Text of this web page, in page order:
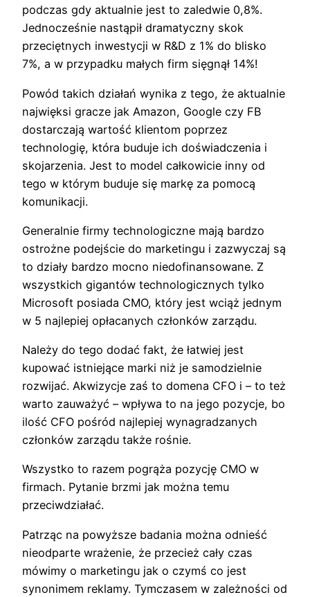
podczas gdy aktualnie jest to zaledwie 0,8%.
Jednocześnie nastąpił dramatyczny skok
przeciętnych inwestycji w R&D z 1% do blisko
7%, a w przypadku małych firm sięgnął 14%!
Powód takich działań wynika z tego, że aktualnie
najwięksi gracze jak Amazon, Google czy FB
dostarczają wartość klientom poprzez
technologię, która buduje ich doświadczenia i
skojarzenia. Jest to model całkowicie inny od
tego w którym buduje się markę za pomocą
komunikacji.
Generalnie firmy technologiczne mają bardzo
ostrożne podejście do marketingu i zazwyczaj są
to działy bardzo mocno niedofinansowane. Z
wszystkich gigantów technologicznych tylko
Microsoft posiada CMO, który jest wciąż jednym
w 5 najlepiej opłacanych członków zarządu.
Należy do tego dodać fakt, że łatwiej jest
kupować istniejące marki niż je samodzielnie
rozwijać. Akwizycje zaś to domena CFO i – to też
warto zauważyć – wpływa to na jego pozycje, bo
ilość CFO pośród najlepiej wynagradzanych
członków zarządu także rośnie.
Wszystko to razem pogrąża pozycję CMO w
firmach. Pytanie brzmi jak można temu
przeciwdziałać.
Patrząc na powyższe badania można odnieść
nieodparte wrażenie, że przecież cały czas
mówimy o marketingu jak o czymś co jest
synonimem reklamy. Tymczasem w zależności od